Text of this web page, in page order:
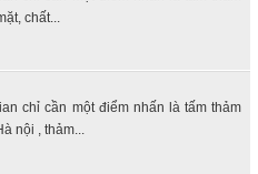
chất...
chỉ cần một điểm nhấn là tấm thảm
nội , thảm...